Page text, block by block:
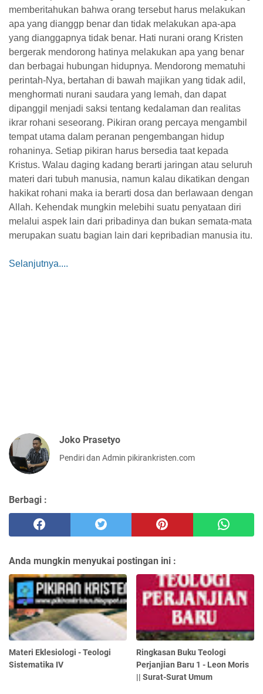
memberitahukan bahwa orang tersebut harus melakukan
apa yang dianggp benar dan tidak melakukan apa-apa
yang dianggapnya tidak benar. Hati nurani orang Kristen
bergerak mendorong hatinya melakukan apa yang benar
dan berbagai hubungan hidupnya. Mendorong mematuhi
perintah-Nya, bertahan di bawah majikan yang tidak adil,
menghormati nurani saudara yang lemah, dan dapat
dipanggil menjadi saksi tentang kedalaman dan realitas
ikrar rohani seseorang. Pikiran orang percaya mengambil
tempat utama dalam peranan pengembangan hidup
rohaninya. Setiap pikiran harus bersedia taat kepada
Kristus. Walau daging kadang berarti jaringan atau seluruh
materi dari tubuh manusia, namun kalau dikatikan dengan
hakikat rohani maka ia berarti dosa dan berlawaan dengan
Allah. Kehendak mungkin melebihi suatu penyataan diri
melalui aspek lain dari pribadinya dan bukan semata-mata
merupakan suatu bagian lain dari kepribadian manusia itu.
Selanjutnya....
Joko Prasetyo
Pendiri dan Admin pikirankristen.com
Berbagi :
Anda mungkin menyukai postingan ini :
Materi Eklesiologi - Teologi
Sistematika IV
Ringkasan Buku Teologi
Perjanjian Baru 1 - Leon Moris
|| Surat-Surat Umum